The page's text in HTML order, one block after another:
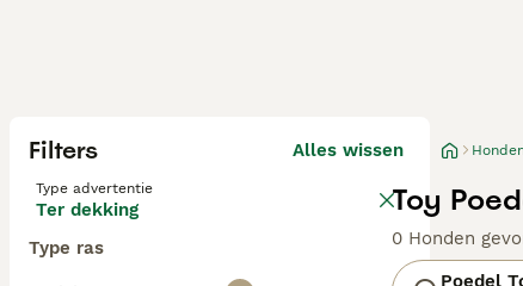
Filters Alles wissen
Type advertentie
Ter dekking
Type ras
Toy
0 Honden
Poedel